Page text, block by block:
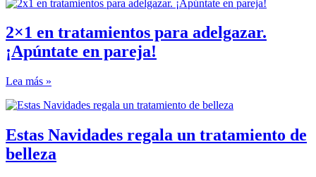
2×1 en tratamientos para adelgazar.
¡Apúntate en pareja!
Lea más »
Estas Navidades regala un tratamiento de
belleza